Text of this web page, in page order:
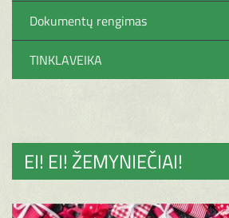
Dokumentų rengimas
TINKLAVEIKA
EI! EI! ŽEMYNIEČIAI!